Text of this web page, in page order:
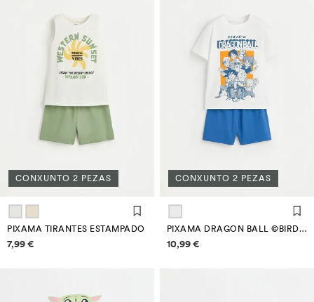
CONXUNTO 2 PEZAS
PIXAMA TIRANTES ESTAMPADO
Información de prezos
7,99 €
CONXUNTO 2 PEZAS
PIXAMA DRAGON BALL ©BIRD STUDIO CURTO
Información de prezos
10,99 €